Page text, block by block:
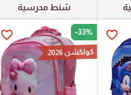
favorite_border
شنط مدرسية
favorite_border -33%
كولكشن 2026